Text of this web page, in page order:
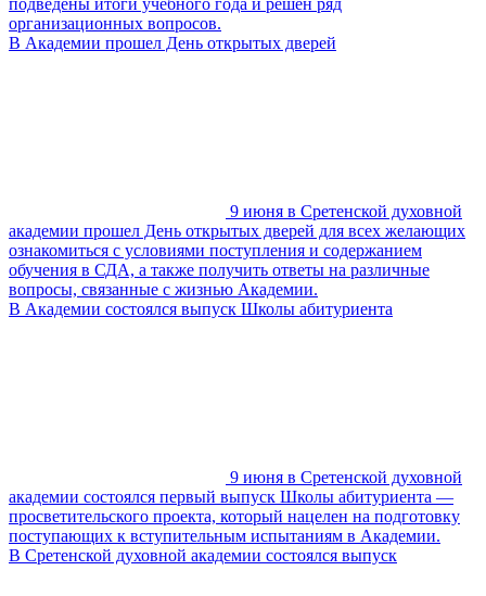
организационных вопросов.
В Академии прошел День открытых дверей
9 июня в Сретенской духовной
академии прошел День открытых дверей для всех желающих
ознакомиться с условиями поступления и содержанием
обучения в СДА, а также получить ответы на различные
вопросы, связанные с жизнью Академии.
В Академии состоялся выпуск Школы абитуриента
9 июня в Сретенской духовной
академии состоялся первый выпуск Школы абитуриента —
просветительского проекта, который нацелен на подготовку
поступающих к вступительным испытаниям в Академии.
В Сретенской духовной академии состоялся выпуск